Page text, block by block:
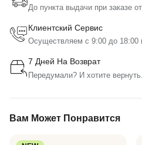
До пункта выдачи при заказе
Клиентский Сервис
Осуществляем с 9:00 до 18:00
7 Дней На Возврат
Передумали? И хотите
Вам Может Понравится